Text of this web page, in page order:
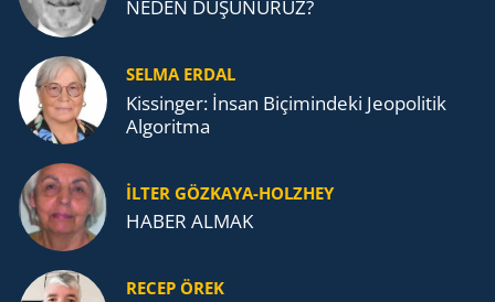
NEDEN DÜŞÜNÜRÜZ?
SELMA ERDAL
Kissinger: İnsan Biçimindeki Jeopolitik
Algoritma
İLTER GÖZKAYA-HOLZHEY
HABER ALMAK
RECEP ÖREK